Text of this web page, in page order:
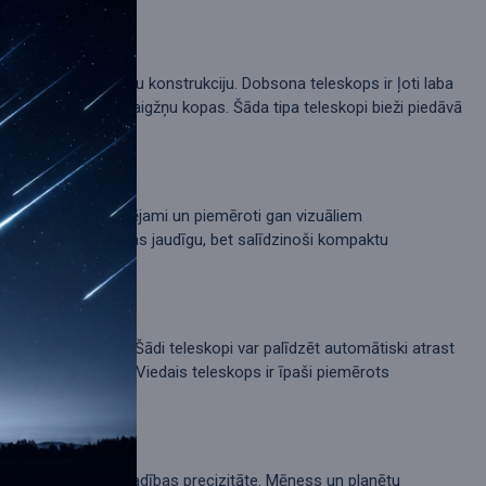
vadību un stabilu konstrukciju. Dobsona teleskops ir ļoti laba
vai zvaigžņu kopas. Šāda tipa teleskopi bieži piedāvā
ērti transportējami un piemēroti gan vizuāliem
kuri vēlas jaudīgu, bet salīdzinoši kompaktu
uz astronomiju. Šādi teleskopi var palīdzēt automātiski atrast
lielas pieredzes. Viedais teleskops ir īpaši piemērots
spēks un vadības precizitāte. Mēness un planētu